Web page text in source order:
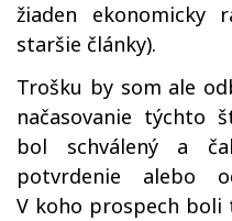
žiaden ekonomicky
staršie články).
Trošku by som ale
načasovanie týchto
bol schválený a
potvrdenie alebo
V koho prospech boli